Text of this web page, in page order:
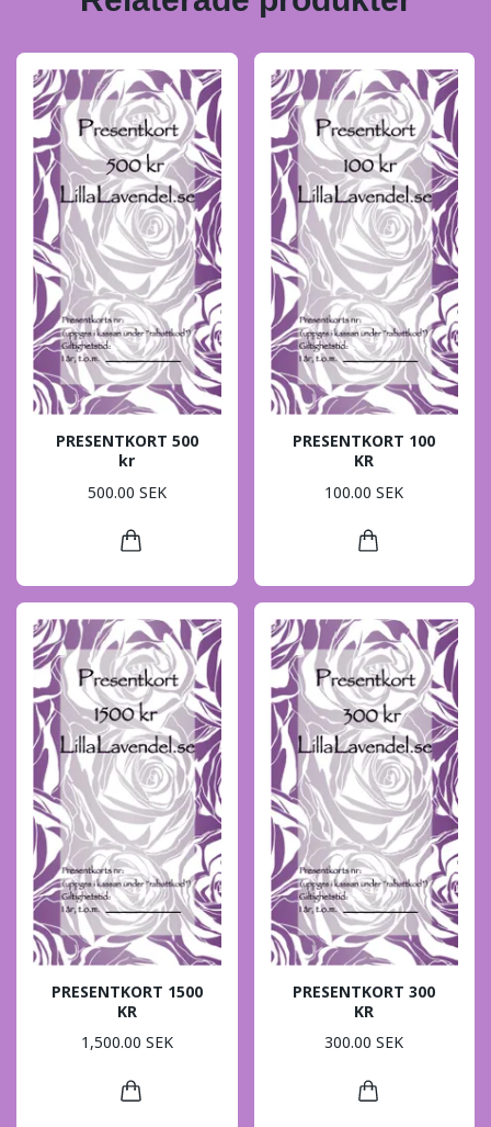
PRESENTKORT 500
kr
500.00 SEK
PRESENTKORT 100
KR
100.00 SEK
PRESENTKORT 1500
KR
1,500.00 SEK
PRESENTKORT 300
KR
300.00 SEK